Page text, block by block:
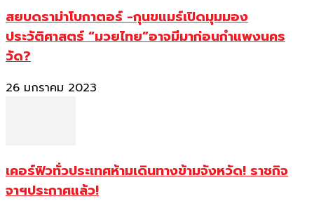
สยบดราม่าโบกาตอร์ -กุนขแมร์เปิดมุมมอง
ประวัติศาสตร์ “มวยไทย”อาจมีมาก่อนกำแพงนคร
วัด?
26 มกราคม 2023
เคอร์ฟิวทั่วประเทศห้ามเดินทางข้ามจังหวัด! ราชกิจ
จาฯประกาศแล้ว!